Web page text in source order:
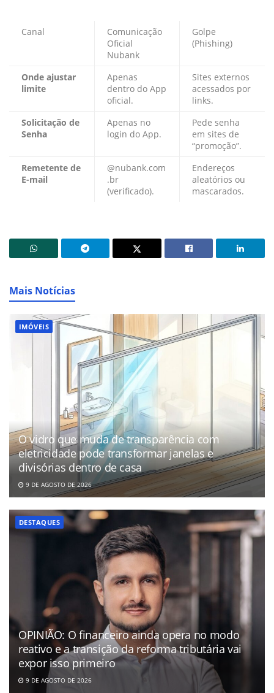
Canal
Comunicação
Oficial
Nubank
Golpe
(Phishing)
Onde ajustar
limite
Apenas
dentro do App
oficial.
Sites externos
acessados por
links.
Solicitação de
Senha
Apenas no
login do App.
Pede senha
em sites de
“promoção”.
Remetente de
E-mail
@nubank.com
.br
(verificado).
Endereços
aleatórios ou
mascarados.
Mais Notícias
IMÓVEIS
O vidro que muda de transparência com
eletricidade pode transformar janelas e
divisórias dentro de casa
9 DE AGOSTO DE 2026
DESTAQUES
OPINIÃO: O financeiro ainda opera no modo
reativo e a transição da reforma tributária vai
expor isso primeiro
9 DE AGOSTO DE 2026